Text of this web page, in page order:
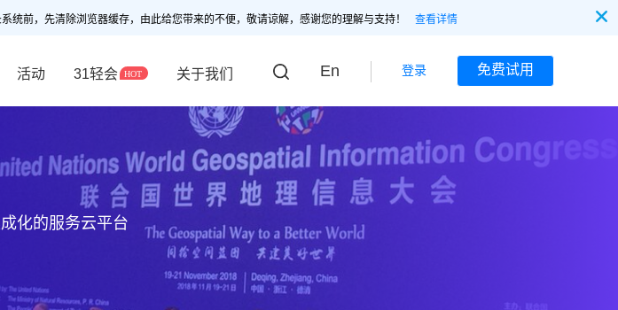
前，先清除浏览器缓存，由此给您带来的不便，敬请谅解，感谢您的理解与支持！ 查看详情
活动 31轻会 关于我们 En 登录 免费试用
化的服务云平台